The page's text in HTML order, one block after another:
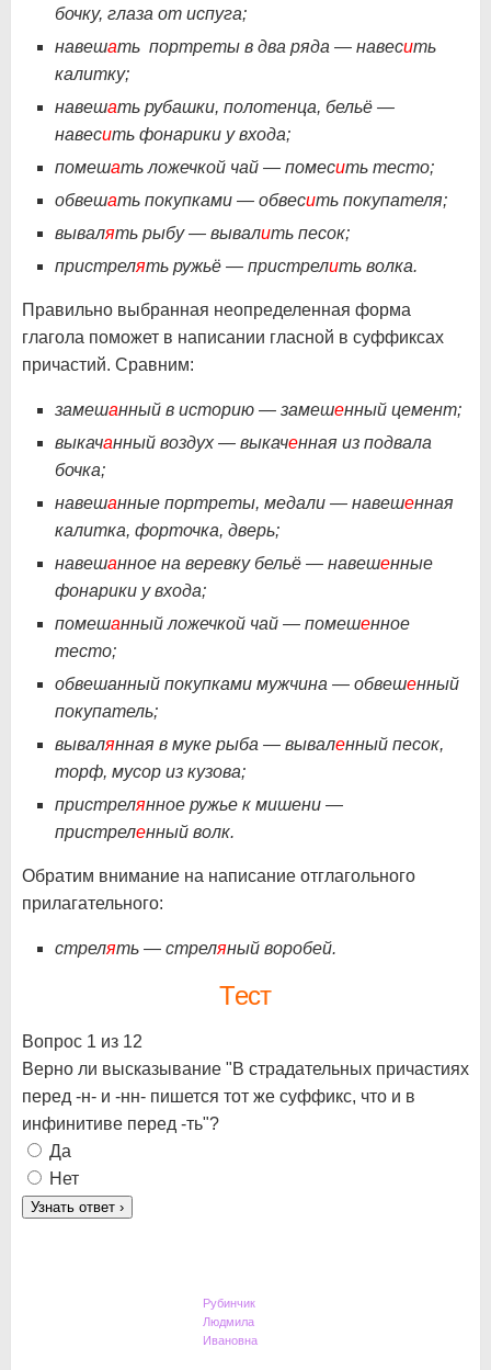
бочку, глаза от испуга;
навешать портреты в два ряда — навесить
калитку;
навешать рубашки, полотенца, бельё —
навесить фонарики у входа;
помешать ложечкой чай — помесить тесто;
обвешать покупками — обвесить покупателя;
вывалять рыбу — вывалить песок;
пристрелять ружьё — пристрелить волка.
Правильно выбранная неопределенная форма
глагола поможет в написании гласной в суффиксах
причастий. Сравним:
замешанный в историю — замешенный цемент;
выкачанный воздух — выкаченная из подвала
бочка;
навешанные портреты, медали — навешенная
калитка, форточка, дверь;
навешанное на веревку бельё — навешенные
фонарики у входа;
помешанный ложечкой чай — помешенное
тесто;
обвешанный покупками мужчина — обвешенный
покупатель;
вывалянная в муке рыба — вываленный песок,
торф, мусор из кузова;
пристрелянное ружье к мишени —
пристреленный волк.
Обратим внимание на написание отглагольного
прилагательного:
стрелять — стреляный воробей.
Тест
Вопрос 1 из 12
Верно ли высказывание "В страдательных причастиях
перед -н- и -нн- пишется тот же суффикс, что и в
инфинитиве перед -ть"?
Да
Нет
Узнать ответ ›
Рубинчик
Людмила
Ивановна